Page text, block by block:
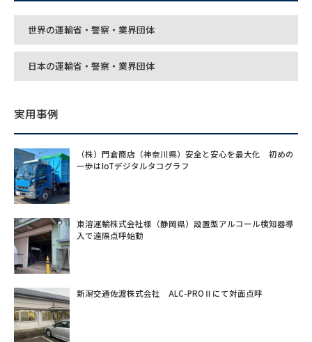
世界の運輸省・警察・業界団体
日本の運輸省・警察・業界団体
実用事例
（株）門倉商店（神奈川県）安全と安心を最大化 初めの
一歩はIoTデジタルタコグラフ
東溶運輸株式会社様（静岡県）設置型アルコール検知器導
入で遠隔点呼始動
新潟交通佐渡株式会社 ALC-PROⅡにて対面点呼